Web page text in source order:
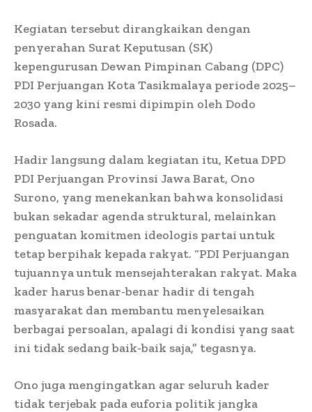
Kegiatan tersebut dirangkaikan dengan
penyerahan Surat Keputusan (SK)
kepengurusan Dewan Pimpinan Cabang (DPC)
PDI Perjuangan Kota Tasikmalaya periode 2025–
2030 yang kini resmi dipimpin oleh Dodo
Rosada.
Hadir langsung dalam kegiatan itu, Ketua DPD
PDI Perjuangan Provinsi Jawa Barat, Ono
Surono, yang menekankan bahwa konsolidasi
bukan sekadar agenda struktural, melainkan
penguatan komitmen ideologis partai untuk
tetap berpihak kepada rakyat. “PDI Perjuangan
tujuannya untuk mensejahterakan rakyat. Maka
kader harus benar-benar hadir di tengah
masyarakat dan membantu menyelesaikan
berbagai persoalan, apalagi di kondisi yang saat
ini tidak sedang baik-baik saja,” tegasnya.
Ono juga mengingatkan agar seluruh kader
tidak terjebak pada euforia politik jangka